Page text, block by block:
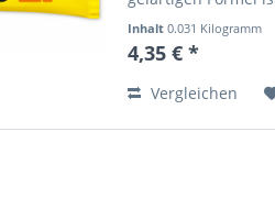
Klebearbeiten
elastischer
Alleskleber...
Inhalt0.031 Kilogramm
(140,32 € * / 1 Kilogramm)
4,35 € *
Vergleichen